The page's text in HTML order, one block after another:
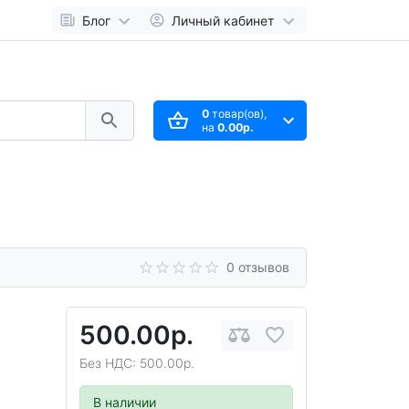
Блог Личный кабинет
0товар(ов),
на 0.00р.
0 отзывов
500.00р.
Без НДС: 500.00р.
В наличии